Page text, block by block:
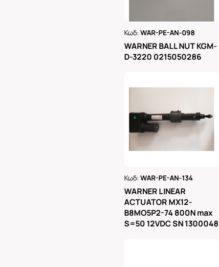
Κωδ:WAR-PE-AN-098
WARNER BALL NUT KGM-
D-3220 0215050286
Κωδ:WAR-PE-AN-134
WARNER LINEAR
ACTUATOR MX12-
B8MO5P2-74 800N max
S=50 12VDC SN 1300048